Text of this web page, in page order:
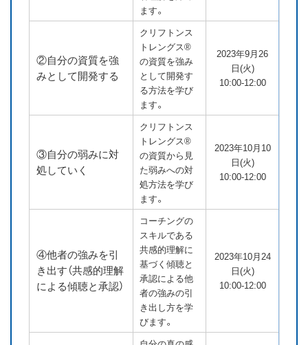
ます。
②自分の資質を強
みとして開発する
クリフトンス
トレングス®
の資質を強み
として開発す
る方法を学び
ます。
2023年9月26
日(火)
10:00-12:00
③自分の弱みに対
処していく
クリフトンス
トレングス®
の資質から見
た弱みへの対
処方法を学び
ます。
2023年10月10
日(火)
10:00-12:00
④他者の強みを引
き出す（共感的理解
による傾聴と承認）
コーチングの
スキルである
共感的理解に
基づく傾聴と
承認による他
者の強みの引
き出し方を学
びます。
2023年10月24
日(火)
10:00-12:00